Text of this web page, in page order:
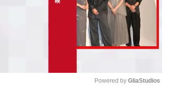
Powered by GliaStudios